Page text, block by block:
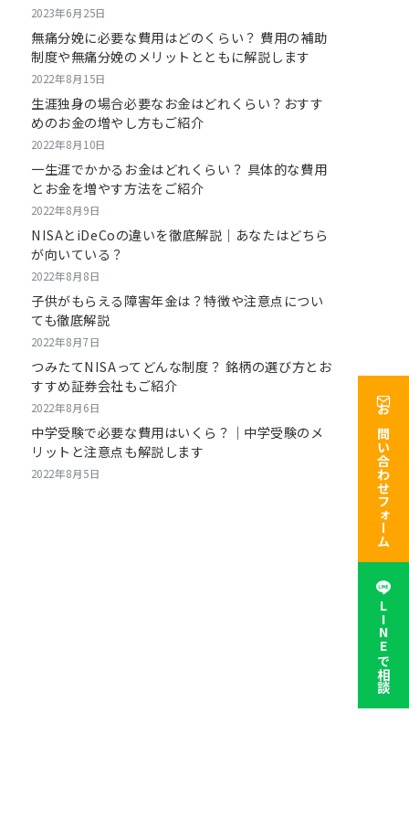
2023年6月25日
無痛分娩に必要な費用はどのくらい？ 費用の補助
制度や無痛分娩のメリットとともに解説します
2022年8月15日
生涯独身の場合必要なお金はどれくらい？おすす
めのお金の増やし方もご紹介
2022年8月10日
一生涯でかかるお金はどれくらい？ 具体的な費用
とお金を増やす方法をご紹介
2022年8月9日
NISAとiDeCoの違いを徹底解説｜あなたはどちら
が向いている？
2022年8月8日
子供がもらえる障害年金は？特徴や注意点につい
ても徹底解説
2022年8月7日
つみたてNISAってどんな制度？ 銘柄の選び方とお
すすめ証券会社もご紹介
2022年8月6日
中学受験で必要な費用はいくら？｜中学受験のメ
リットと注意点も解説します
2022年8月5日 お問い合わせフォーム
LINEで相談